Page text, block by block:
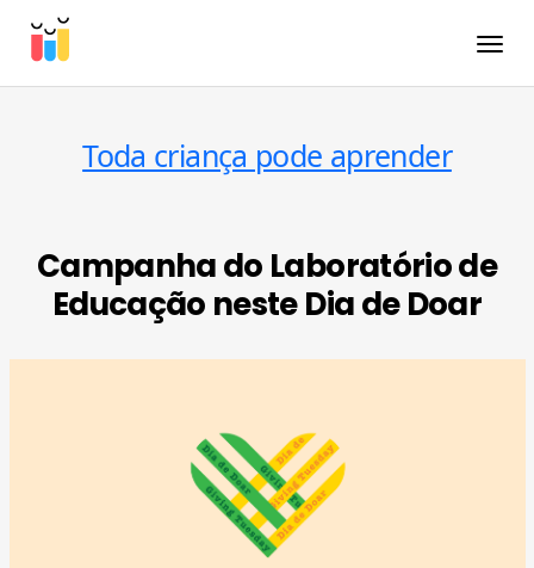
Toda criança pode aprender
Campanha do Laboratório de
Educação neste Dia de Doar